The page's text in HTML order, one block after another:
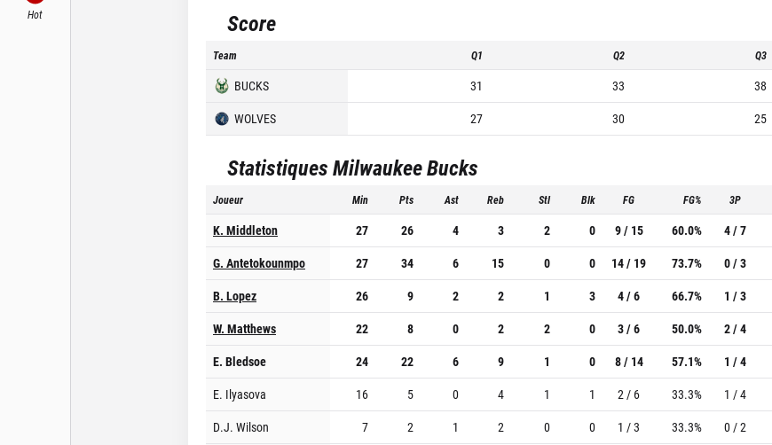
Hot Score
Team Q1 Q2 Q3
BUCKS 31 33 38
WOLVES
27 30 25
StatistiquesMilwaukee Bucks
Joueur Min Pts Ast Reb Stl Blk FG FG% 3P
K. Middleton 27 26 4 3 2 0 9 / 15 60.0% 4 / 7
G. Antetokounmpo
27 34 6 15 0 0 14 / 19 73.7% 0 / 3
B. Lopez
26 9 2 2 1 3 4 / 6 66.7% 1 / 3
W. Matthews
22 8 0 2 2 0 3 / 6 50.0% 2 / 4
E. Bledsoe
24 22 6 9 1 0 8 / 14 57.1% 1 / 4
E. Ilyasova
16 5 0 4 1 1 2 / 6 33.3% 1 / 4
D.J. Wilson
7 2 1 2 0 0 1 / 3 33.3% 0 / 2